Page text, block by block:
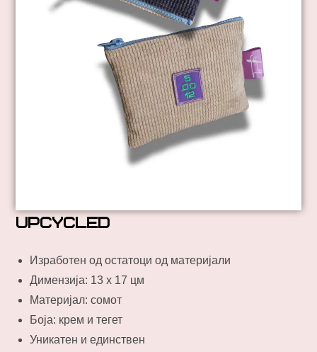
upcycled
Изработен од остатоци од материјали
Димензија: 13 х 17 цм
Материјал: сомот
Боја: крем и тегет
Уникатен и единствен